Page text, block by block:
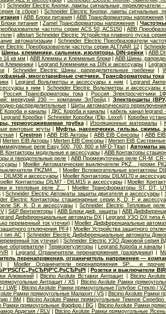
| Schneider Electric Кнопки, лампы сигнальные, переключатели
(в сборе) | Schneider Electric Кнопки, лампы сигнальные,
|ABB Блоки питания| ABB Трансформаторы напряжения
питания|Zamel Трансформаторы напряжения |
частоты серии ACS 50, ACS150 |ABB
|altistart Schneider Electric Устройства плавного пуска
автоматизации|Schneider Electric Преобразователи
Electric Преобразователи частоты серии ALTIVAR 12|
Шины, клеммники, сальники, изоляторы, DIN-рейки |ABB
16 кв мм |ABB Клеммы и Клеммные блоки| ABB Шины,
Клеммники|Legrand Клеммники на DIN и аксессуары |
|Schneider Electric Шины, рапределительные гребенки|
многотарифные счетчики. Трансформаторы тока
|Legrand Вольтметры и аксессуары к ним |Legrand
к ним | Schneider Electric Вольтметры и аксессуары
Россия Трансформаторы тока|Россия Электросчетчики
меркурий 230 — компании ЭлТрейд| Электрощиты
распределительные| Щиты автоматического переключения
Короба и каналы | ДКС Короба и каналы |кабель канал
Legrand Коробки| Schneider Коробки (Eljo, Lexel) | Коробки
термоусаживаемая трубка|Изоляционные материалы |
винтовые жгуты|Муфты, наконечники, гильзы, сжимы,
| Crestron |ABB EIB Акторы| ABB EIB Сенсоры | ABB
|Merten EIB Акторы| Merten EIB Сенсоры |Merten EIB
реле Easy 500, 700, 800 и MFD-Titan | Автоматы
Контакторы модульные и аксессуары|ABB Контакторы
и твердотельные реле | ABB Промежуточные реле CR-M,
| Moeller Автоматические выключатели PKZ... (кроме
PKZM4… | Moeller Вспомогательные контакторы
DILM38 и аксессуары |Moeller Контакторы DILM170 и
Контакторы DILM7 - DILM15 и аксессуары|Moeller
и тепловые реле Z… | Moeller Трансформаторы ST, DT,
|Schneider Electric Автоматы защиты двигателя и аксессуары|
Electric Контакторы стационарные серии K, D, F и
SK, K, D и аксессуары |Schneider Electric Тепловые
| S&P Вентиляторы| ABB Блоки диф. защиты |ABB
Дифференциальные автоматы DX |Legrand УЗО DX типа А
переменный ток утечки) |Moeller Дифференциальные
отключения PF4| Moeller Устройства защитного
тип AС | Schneider Electric Дифференциальные автоматы
ток утечки) |Schneider Electric УЗО Домовой серия
обогреватели|Терморегуляторы |Legrand Короба и каналы|
| Legrand Ограничители перенапряжения (разрядники) |
перенапряжения, ограничитель напряжения —
| Moeller Ограничители перенапряжения SP… и прочие
| Розетки и выключатели
Алюминий| Bticino Axolute Вставки Антрацит | Bticino
Антрацит / XS | Bticino Axolute Рамки
/ LWE|Bticino Axolute Рамки прямоугольные Голубое Стекло /
Рамки прямоугольные Малахит / VS|Bticino Axolute Рамки
/ BM |Bticino Axolute Рамки прямоугольные Темное Серебро
Рамки прямоугольные Фарфор / BG |Bticino Axolute Рамки
Ардезия / RLV|Bticino Axolute Рамки прямоугольные